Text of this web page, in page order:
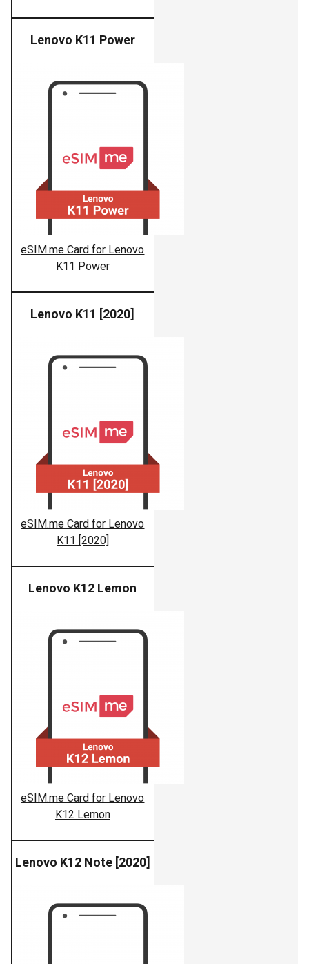
Lenovo K11 Power
eSIM.me Card for Lenovo
K11 Power
Lenovo K11 [2020]
eSIM.me Card for Lenovo
K11 [2020]
Lenovo K12 Lemon
eSIM.me Card for Lenovo
K12 Lemon
Lenovo K12 Note [2020]